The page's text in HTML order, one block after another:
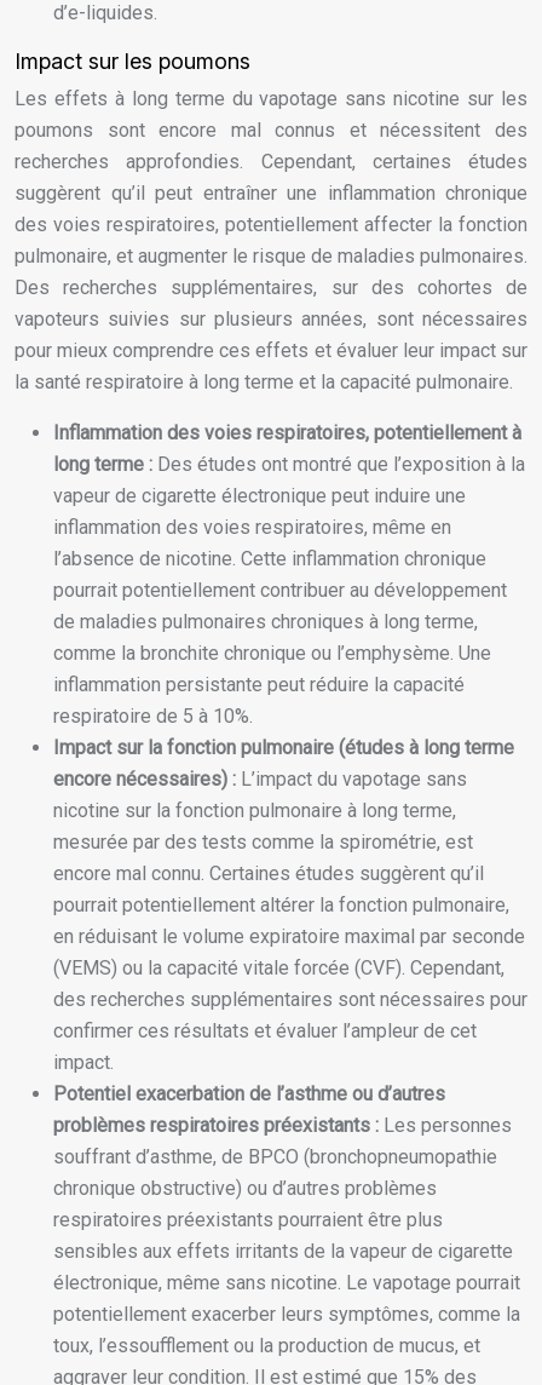
d’e-liquides.
Impact sur les poumons
Les effets à long terme du vapotage sans nicotine sur les
poumons sont encore mal connus et nécessitent des
recherches approfondies. Cependant, certaines études
suggèrent qu’il peut entraîner une inflammation chronique
des voies respiratoires, potentiellement affecter la fonction
pulmonaire, et augmenter le risque de maladies pulmonaires.
Des recherches supplémentaires, sur des cohortes de
vapoteurs suivies sur plusieurs années, sont nécessaires
pour mieux comprendre ces effets et évaluer leur impact sur
la santé respiratoire à long terme et la capacité pulmonaire.
Inflammation des voies respiratoires, potentiellement à
long terme : Des études ont montré que l’exposition à la
vapeur de cigarette électronique peut induire une
inflammation des voies respiratoires, même en
l’absence de nicotine. Cette inflammation chronique
pourrait potentiellement contribuer au développement
de maladies pulmonaires chroniques à long terme,
comme la bronchite chronique ou l’emphysème. Une
inflammation persistante peut réduire la capacité
respiratoire de 5 à 10%.
Impact sur la fonction pulmonaire (études à long terme
encore nécessaires) : L’impact du vapotage sans
nicotine sur la fonction pulmonaire à long terme,
mesurée par des tests comme la spirométrie, est
encore mal connu. Certaines études suggèrent qu’il
pourrait potentiellement altérer la fonction pulmonaire,
en réduisant le volume expiratoire maximal par seconde
(VEMS) ou la capacité vitale forcée (CVF). Cependant,
des recherches supplémentaires sont nécessaires pour
confirmer ces résultats et évaluer l’ampleur de cet
impact.
Potentiel exacerbation de l’asthme ou d’autres
problèmes respiratoires préexistants : Les personnes
souffrant d’asthme, de BPCO (bronchopneumopathie
chronique obstructive) ou d’autres problèmes
respiratoires préexistants pourraient être plus
sensibles aux effets irritants de la vapeur de cigarette
électronique, même sans nicotine. Le vapotage pourrait
potentiellement exacerber leurs symptômes, comme la
toux, l’essoufflement ou la production de mucus, et
aggraver leur condition. Il est estimé que 15% des